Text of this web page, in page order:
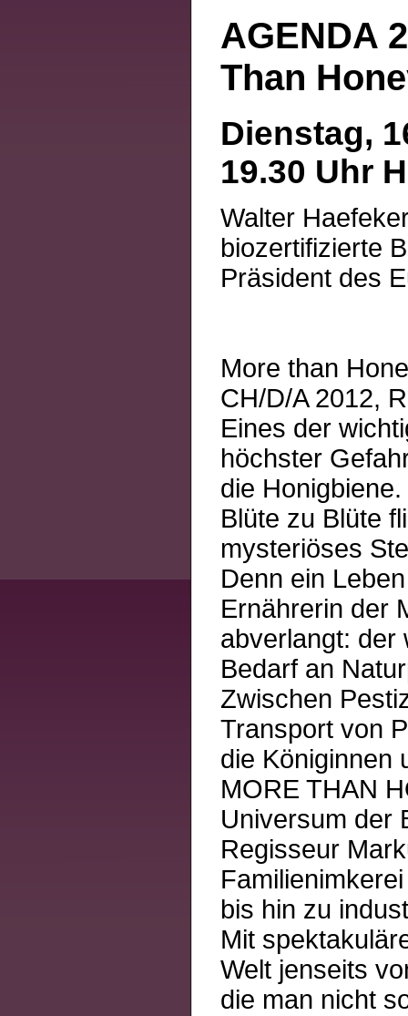
AGENDA
Than
Dienstag,
19.30 Uhr
Walter
biozertifizierte
Präsident des
More than
CH/D/A 2012,
Eines der
höchster
die
Blüte zu Blüte
mysteriöses
Denn ein
Ernährerin der
abverlangt: der
Bedarf an
Zwischen
Transport von
die Königinnen
MORE THAN
Universum der
Regisseur
Familienimkerei
bis hin zu
Mit
Welt jenseits
die man nicht